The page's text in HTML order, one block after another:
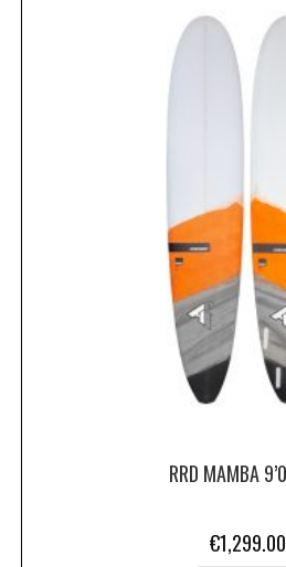
RRD MAMBA
€1,299.00